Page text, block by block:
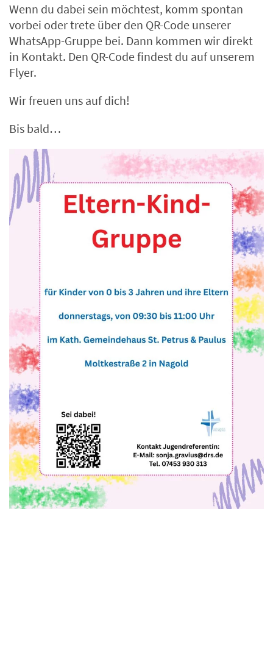
Wenn du dabei sein möchtest, komm spontan
vorbei oder trete über den QR-Code unserer
WhatsApp-Gruppe bei. Dann kommen wir direkt
in Kontakt. Den QR-Code findest du auf unserem
Flyer.
Wir freuen uns auf dich!
Bis bald…